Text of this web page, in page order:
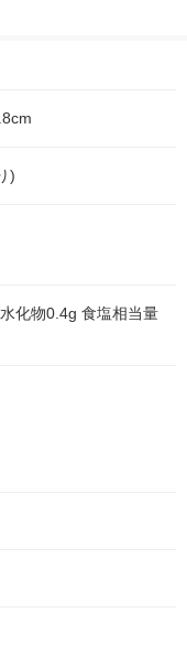
)
化物0.4g 食塩相当量